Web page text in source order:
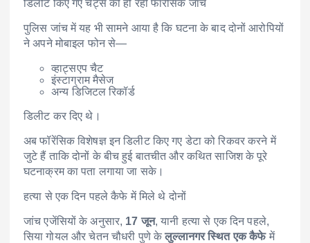
डिलीट किए गए चैट्स की हो रही फॉरेंसिक जांच
पुलिस जांच में यह भी सामने आया है कि घटना के बाद दोनों आरोपियों
ने अपने मोबाइल फोन से—
व्हाट्सएप चैट
इंस्टाग्राम मैसेज
अन्य डिजिटल रिकॉर्ड
डिलीट कर दिए थे।
अब फॉरेंसिक विशेषज्ञ इन डिलीट किए गए डेटा को रिकवर करने में
जुटे हैं ताकि दोनों के बीच हुई बातचीत और कथित साजिश के पूरे
घटनाक्रम का पता लगाया जा सके।
हत्या से एक दिन पहले कैफे में मिले थे दोनों
जांच एजेंसियों के अनुसार, 17 जून, यानी हत्या से एक दिन पहले,
सिया गोयल और चेतन चौधरी पुणे केलुल्लानगर स्थित एक कैफेमें